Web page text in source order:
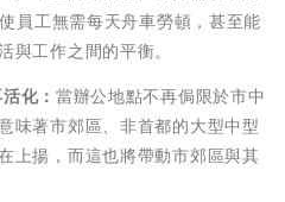
員工無需每天舟車勞頓，甚至能
與工作之間的平衡。
化： 當辦公地點不再侷限於市中
味著市郊區、非首都的大型中型
上揚，而這也將帶動市郊區與其